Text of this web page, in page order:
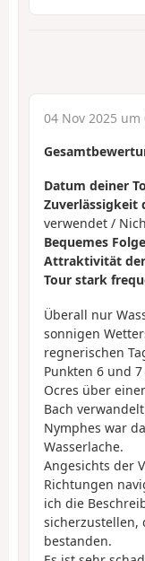
04 Nov 2025 um
Datum deiner
Zuverlässigkeit
verwendet /
Bequemes
Attraktivität
Tour stark
Überall nur
sonnigen
regnerischen
Punkten 6 und
Ocres über
Bach
Nymphes war
Wasserlache.
Angesichts der
Richtungen
ich die
sicherzustellen,
bestanden.